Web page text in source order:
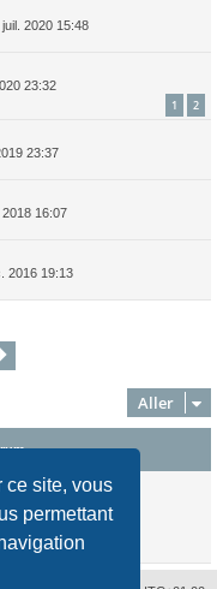
ce site, vous
permettant
2020 15:48
23:32
1 2
23:37
16:07
2016 19:13
Aller
ce forum
forum
ce forum